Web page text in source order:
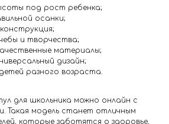
под рост ребенка;
осанки;
и творчества;
материалы;
дизайн;
разного возраста.
для школьника можно онлайн с
Такая модель станет отличным
которые заботятся о здоровье,